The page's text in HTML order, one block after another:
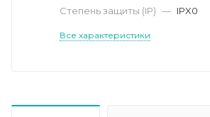
Степень защиты (IP) — IPX0
Все характеристики